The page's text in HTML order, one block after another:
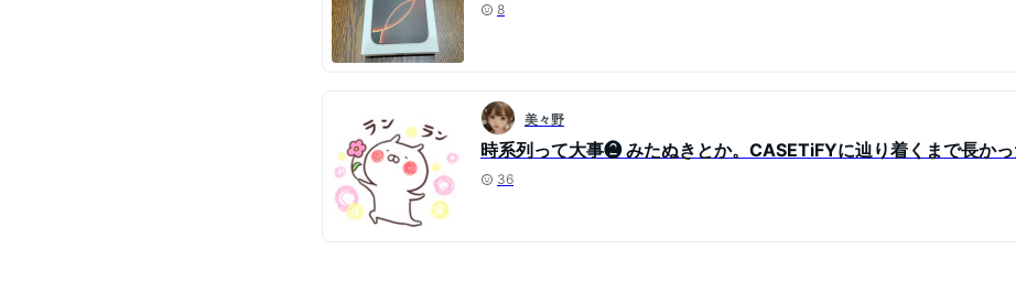
8
美々野
時系列って大事❷ みたぬきとか。CASETiFYに辿り着くまで長かっ
36